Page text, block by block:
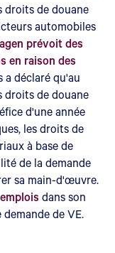
droits de douane
automobiles
prévoit des
en raison des
a déclaré qu'au
droits de douane
d'une année
les droits de
à base de
de la demande
sa main-d'œuvre.
dans son
de VE.